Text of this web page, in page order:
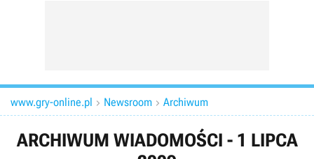
www.gry-online.pl  Newsroom  Archiwum
ARCHIWUM WIADOMOŚCI - 1 LIPCA